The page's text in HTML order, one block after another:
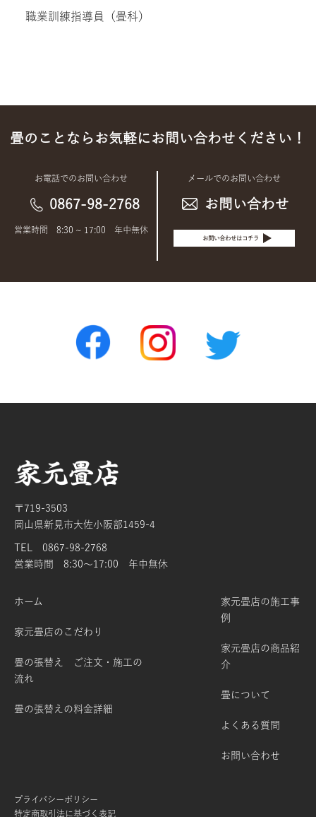
職業訓練指導員（畳科）
畳のことならお気軽にお問い合わせください！
お電話でのお問い合わせ
0867-98-2768
営業時間 8:30 ~ 17:00 年中無休
メールでのお問い合わせ
お問い合わせ
お問い合わせはコチラ
〒719-3503
岡山県新見市大佐小阪部1459-4
TEL 0867-98-2768
営業時間 8:30～17:00 年中無休
ホーム
家元畳店のこだわり
畳の張替え ご注文・施工の
流れ
畳の張替えの料金詳細
家元畳店の施工事
例
家元畳店の商品紹
介
畳について
よくある質問
お問い合わせ
プライバシーポリシー
特定商取引法に基づく表記